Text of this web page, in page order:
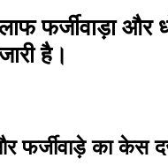
फर्जीवाड़ा
है।
फर्जीवाड़े का केस